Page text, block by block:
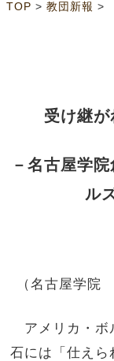
TOP > 教団新報 >
受け継
－名古屋学
ル
（名古屋学
アメリカ・ボ
石には「仕えら